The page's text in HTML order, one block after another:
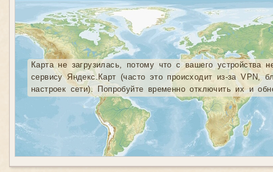
Карта не загрузилась, потому что с вашего устройства
сервису Яндекс.Карт (часто это происходит из-за VPN,
настроек сети). Попробуйте временно отключить их и